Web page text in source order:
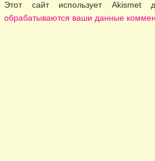
Этот сайт использует
обрабатываются ваши данные